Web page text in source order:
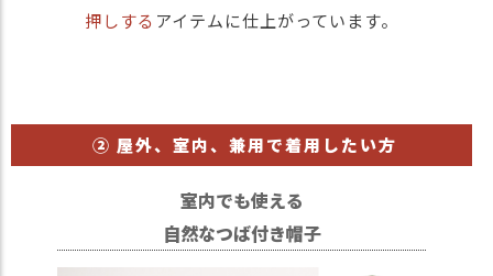
押しする アイテムに仕上がっています。
② 屋外、室内、兼用で着用したい方
室内でも使える
自然なつば付き帽子